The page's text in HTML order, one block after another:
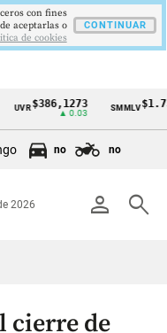
$386,1273
▲ 0.03
SMMLV
no no
person search
2026
cierre de
con fines
aceptarlas o
de cookies
CONTINUAR